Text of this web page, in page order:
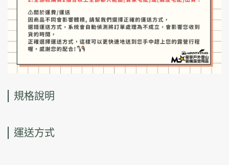
規格說明
運送方式